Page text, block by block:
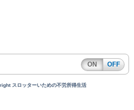
ON OFF
スロッターいための不労所得生活